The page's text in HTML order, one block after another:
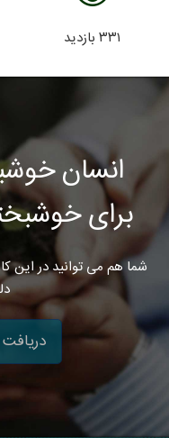
۳۳۱بازدید
انسان
برای
شما هم می توانید در این